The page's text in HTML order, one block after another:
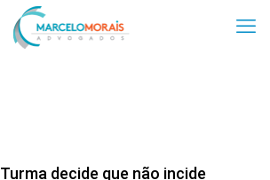
decide que não incide